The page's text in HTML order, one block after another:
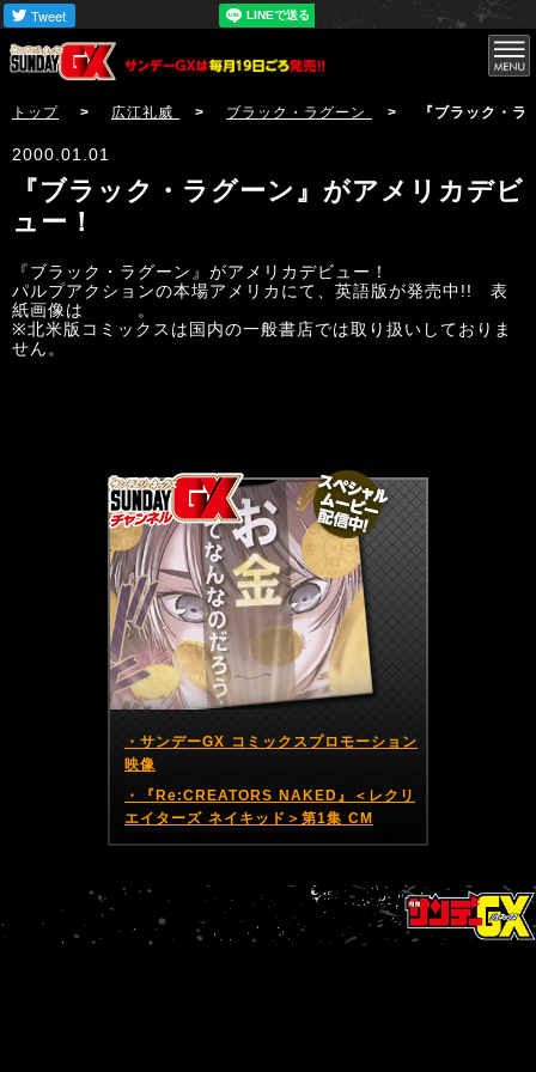
トップ > 広江礼威 > ブラック・ラグーン > 『ブラック・ラグ
2000.01.01
『ブラック・ラグーン』がアメリカデビ
ュー！
サンデーGX
『ブラック・ラグーン』がアメリカデビュー！
パルプアクションの本場アメリカにて、英語版が発売中!! 表
紙画像は
。
※北米版コミックスは国内の一般書店では取り扱いしておりま
せん。
・サンデーGX コミックスプロモーション
映像
・『Re:CREATORS NAKED』＜レクリ
エイターズ ネイキッド＞第1集 CM